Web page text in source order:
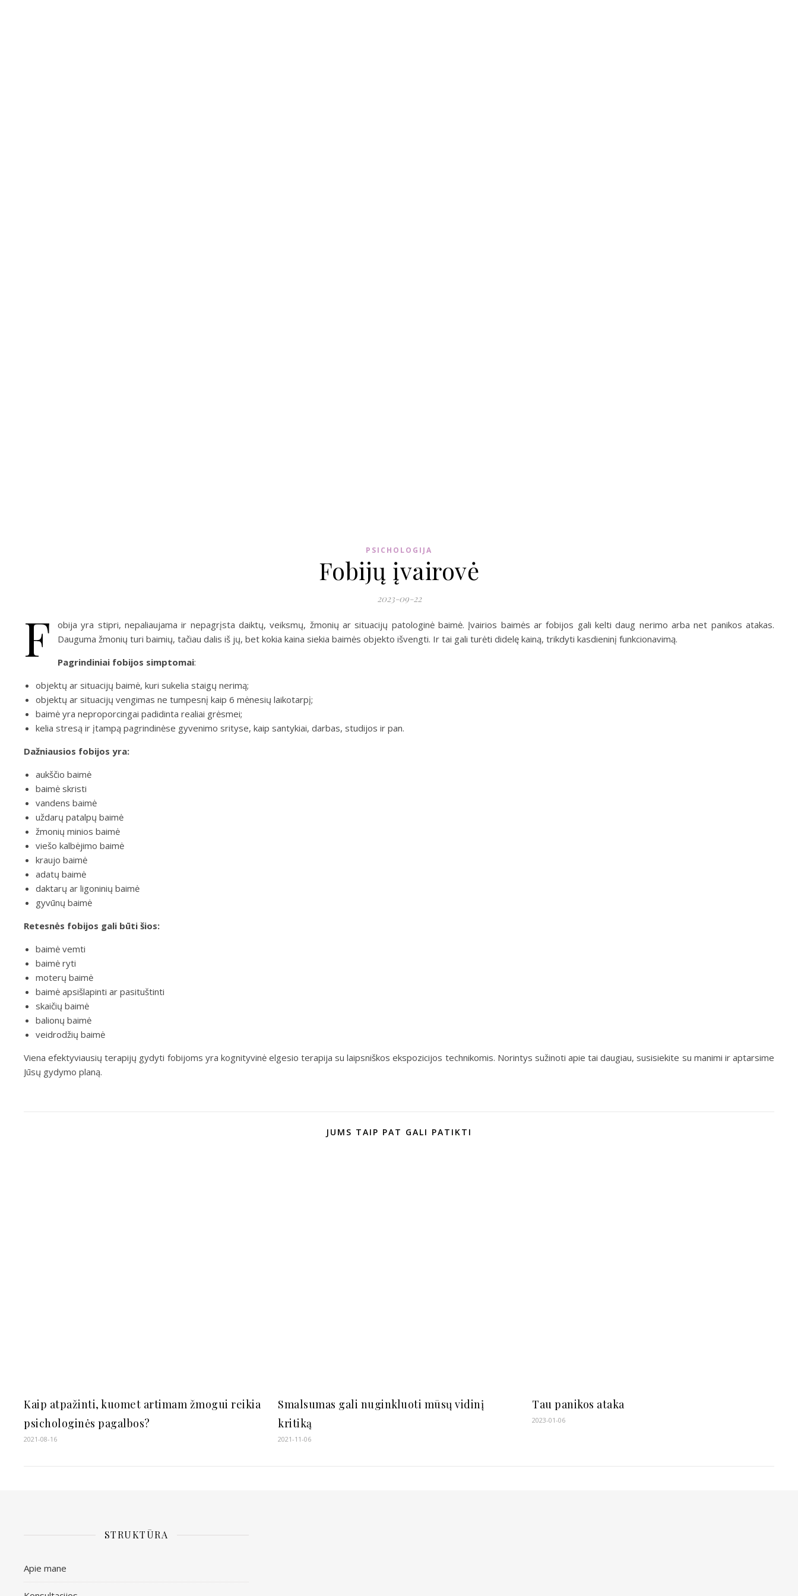
PSICHOLOGIJA
Fobijų įvairovė
2023-09-22
F
obija yra stipri, nepaliaujama ir nepagrįsta daiktų, veiksmų, žmonių ar situacijų patologinė baimė. Įvairios baimės ar fobijos gali kelti daug nerimo arba net panikos atakas.
Dauguma žmonių turi baimių, tačiau dalis iš jų, bet kokia kaina siekia baimės objekto išvengti. Ir tai gali turėti didelę kainą, trikdyti kasdieninį funkcionavimą.
Pagrindiniai fobijos simptomai:
objektų ar situacijų baimė, kuri sukelia staigų nerimą;
objektų ar situacijų vengimas ne tumpesnį kaip 6 mėnesių laikotarpį;
baimė yra neproporcingai padidinta realiai grėsmei;
kelia stresą ir įtampą pagrindinėse gyvenimo srityse, kaip santykiai, darbas, studijos ir pan.
Dažniausios fobijos yra:
aukščio baimė
baimė skristi
vandens baimė
uždarų patalpų baimė
žmonių minios baimė
viešo kalbėjimo baimė
kraujo baimė
adatų baimė
daktarų ar ligoninių baimė
gyvūnų baimė
Retesnės fobijos gali būti šios:
baimė vemti
baimė ryti
moterų baimė
baimė apsišlapinti ar pasituštinti
skaičių baimė
balionų baimė
veidrodžių baimė
Viena efektyviausių terapijų gydyti fobijoms yra kognityvinė elgesio terapija su laipsniškos ekspozicijos technikomis. Norintys sužinoti apie tai daugiau, susisiekite su manimi ir aptarsime
Jūsų gydymo planą.
JUMS TAIP PAT GALI PATIKTI
Kaip atpažinti, kuomet artimam žmogui reikia
psichologinės pagalbos?
2021-08-16
Smalsumas gali nuginkluoti mūsų vidinį
kritiką
2021-11-06
Tau panikos ataka
2023-01-06
STRUKTŪRA
Apie mane